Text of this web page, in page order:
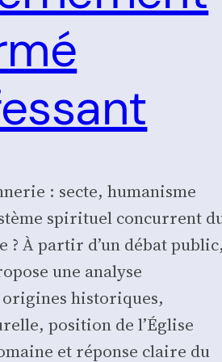
: secte, humanisme
spirituel concurrent
? À partir d’un débat
une analyse
historiques,
position de l’Église
et réponse claire du